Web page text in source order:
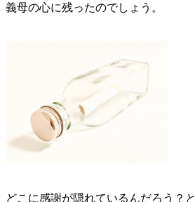
義母の心に残ったのでしょう。
どこに感謝が隠れているんだろう？と